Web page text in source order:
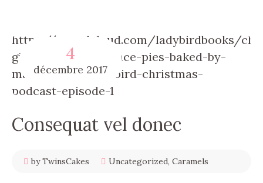
4
décembre 2017
https://soundcloud.com/ladybirdbooks/
gifts-chocolate-mince-pies-baked-by-
marika-gauci-ladybird-christmas-
podcast-episode-1
Consequat vel donec
by TwinsCakes Uncategorized, Caramels